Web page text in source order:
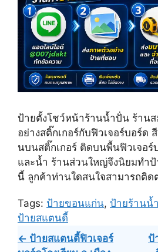
ป้ายตั้งโชว์หน้าร้านน้ำปั่น ร้าน
อย่างสติ๊กเกอร์กับฟิวเจอร์บอร์ด
นบนสติ๊กเกอร์ ติดบนพื้นฟิวเจอ
และน้ำ ร้านส่วนใหญ่จึงนิยมทำ
นี้ ลูกค้าท่านใดสนใจสามารถติด
Tags: ป้ายขอนแก่น, ป้ายร้านน้
ป้ายสแตนดี้
Post
← ป้ายสแตนดี้ฟิวเจอร์
ป้